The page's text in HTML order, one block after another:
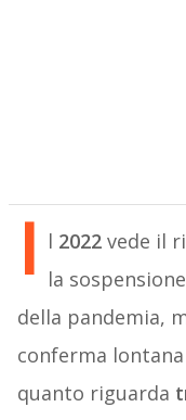
I l 2022vede il
la
della pandemia,
conferma
quanto riguarda